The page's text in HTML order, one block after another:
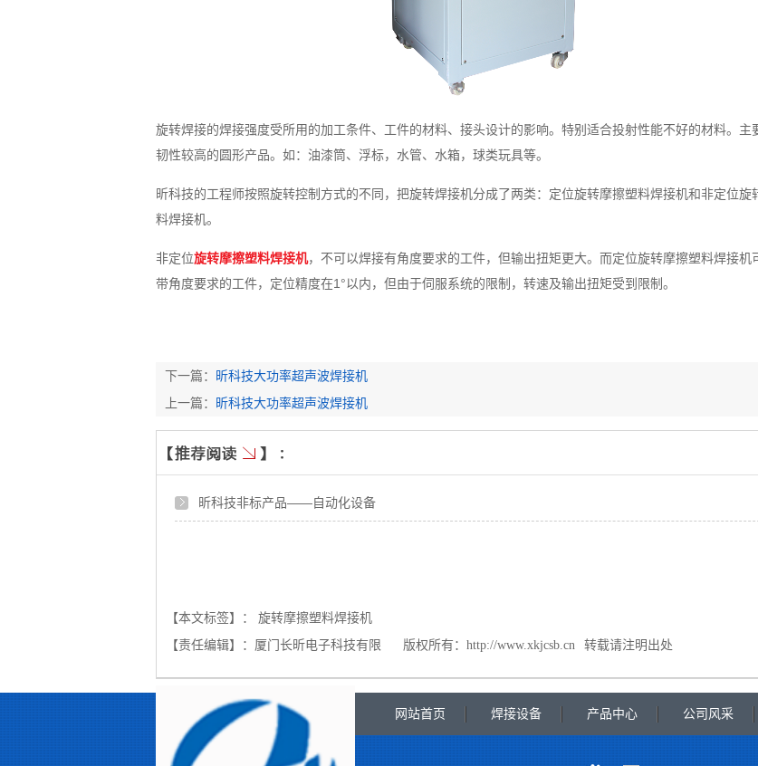
旋转焊接的焊接强度受所用的加工条件、工件的材料、接头设计的影响。特别适合投射性能不好的材料。主
韧性较高的圆形产品。如：油漆筒、浮标，水管、水箱，球类玩具等。
昕科技的工程师按照旋转控制方式的不同，把旋转焊接机分成了两类：定位旋转摩擦塑料焊接机和非定位旋
料焊接机。
非定位旋转摩擦塑料焊接机，不可以焊接有角度要求的工件，但输出扭矩更大。而定位旋转摩擦塑料焊接机
带角度要求的工件，定位精度在1°以内，但由于伺服系统的限制，转速及输出扭矩受到限制。
下一篇：
昕科技大功率超声波焊接机
上一篇：
昕科技大功率超声波焊接机
昕科技非标产品——自动化设备
【本文标签】：
旋转摩擦塑料焊接机
【责任编辑】： 厦门长昕电子科技有限 版权所有： http://www.xkjcsb.cn 转载请注明出处
网站首页 焊接设备 产品中心 公司风采